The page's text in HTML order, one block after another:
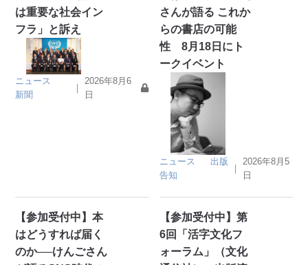
は重要な社会イン
フラ」と訴え
ニュース
新聞
｜
2026年8月6
日
さんが語る これか
らの書店の可能
性 8月18日にト
ークイベント
ニュース
出版
告知
｜
2026年8月5
日
【参加受付中】本
はどうすれば届く
のか──けんごさん
【参加受付中】第
6回「活字文化フ
ォーラム」（文化